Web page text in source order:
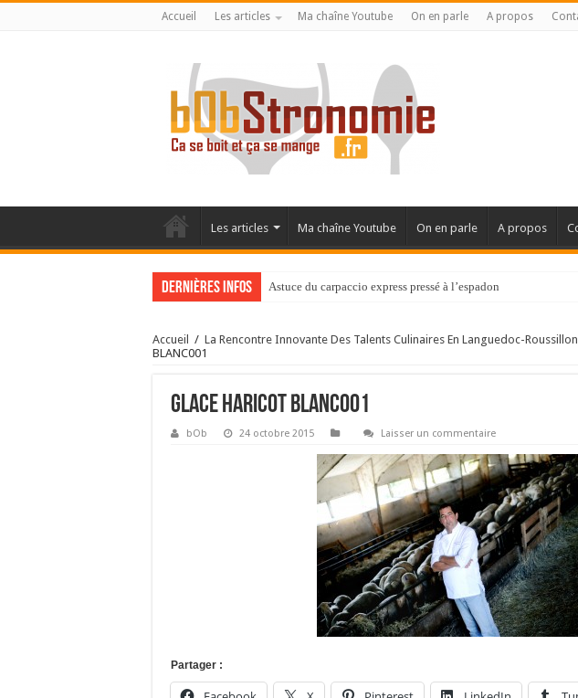
Accueil Les articles Ma chaîne Youtube On en parle A propos
Les articles Ma chaîne Youtube On en parle A propos
Dernières infos Astuce du carpaccio express pressé à l’espadon
Accueil / La Rencontre Innovante Des Talents Culinaires En Languedoc-
BLANC001
GLACE HARICOT BLANC001
bOb 24 octobre 2015 Laisser un commentaire
Partager :